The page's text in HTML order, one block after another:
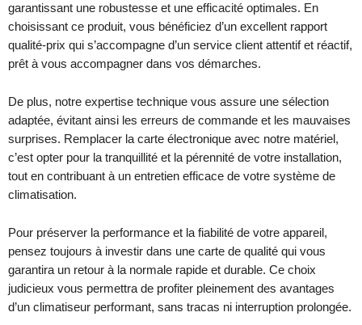
garantissant une robustesse et une efficacité optimales. En
choisissant ce produit, vous bénéficiez d’un excellent rapport
qualité-prix qui s’accompagne d’un service client attentif et réactif,
prêt à vous accompagner dans vos démarches.
De plus, notre expertise technique vous assure une sélection
adaptée, évitant ainsi les erreurs de commande et les mauvaises
surprises. Remplacer la carte électronique avec notre matériel,
c’est opter pour la tranquillité et la pérennité de votre installation,
tout en contribuant à un entretien efficace de votre système de
climatisation.
Pour préserver la performance et la fiabilité de votre appareil,
pensez toujours à investir dans une carte de qualité qui vous
garantira un retour à la normale rapide et durable. Ce choix
judicieux vous permettra de profiter pleinement des avantages
d’un climatiseur performant, sans tracas ni interruption prolongée.